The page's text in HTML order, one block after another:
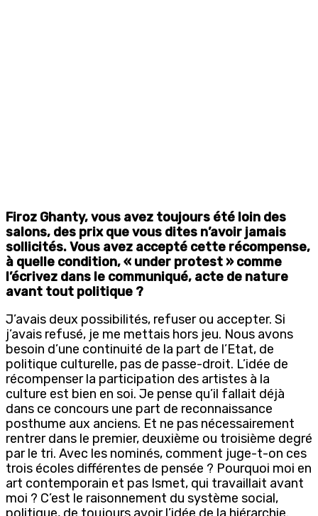
Firoz Ghanty, vous avez toujours été loin des
salons, des prix que vous dites n’avoir jamais
sollicités. Vous avez accepté cette récompense,
à quelle condition, « under protest » comme
l’écrivez dans le communiqué, acte de nature
avant tout politique ?
J’avais deux possibilités, refuser ou accepter. Si
j’avais refusé, je me mettais hors jeu. Nous avons
besoin d’une continuité de la part de l’Etat, de
politique culturelle, pas de passe-droit. L’idée de
récompenser la participation des artistes à la
culture est bien en soi. Je pense qu’il fallait déjà
dans ce concours une part de reconnaissance
posthume aux anciens. Et ne pas nécessairement
rentrer dans le premier, deuxième ou troisième degré
par le tri. Avec les nominés, comment juge-t-on ces
trois écoles différentes de pensée ? Pourquoi moi en
art contemporain et pas Ismet, qui travaillait avant
moi ? C’est le raisonnement du système social,